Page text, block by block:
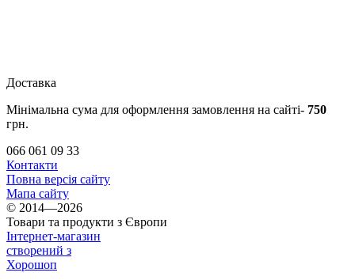
Доставка
Мінімальна сума для оформлення замовлення на сайті- 750
грн.
066 061 09 33
Контакти
Повна версія сайту
Мапа сайту
© 2014—2026
Товари та продукти з Європи
Інтернет-магазин
створений з
Хорошоп